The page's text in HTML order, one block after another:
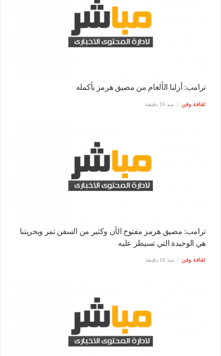
ترامب: أزلنا الألغام من مضيق هرمز بأكمله
ثقافة وفن منذ 16 دقيقة
ترامب: مضيق هرمز مفتوح الآن وكثير من السفن تمر وبحريتنا
هي الوحيدة التي تسيطر عليه
ثقافة وفن منذ 16 دقيقة